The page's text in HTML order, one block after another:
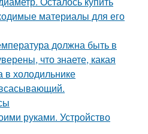
материалы для его
должна быть в
что знаете, какая
в холодильнике
руками. Устройство